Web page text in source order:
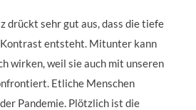
drückt sehr gut aus, dass die tiefe
Kontrast entsteht. Mitunter kann
wirken, weil sie auch mit unseren
Etliche Menschen
Pandemie. Plötzlich ist die